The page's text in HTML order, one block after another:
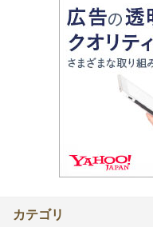
カテゴリ